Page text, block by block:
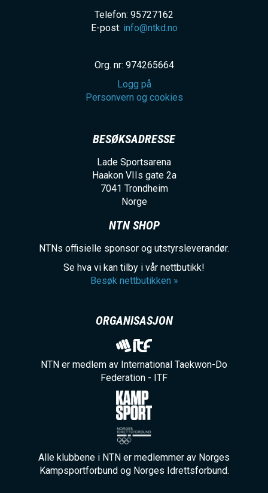
Telefon: 95727162
E-post: info@ntkd.no
Org. nr: 974265664
Logg på
Personvern og cookies
BESØKSADRESSE
Lade Sportsarena
Haakon VIIs gate 2a
7041 Trondheim
Norge
NTN SHOP
NTNs offisielle sponsor og utstyrsleverandør.
Se hva vi kan tilby i vår nettbutikk!
Besøk nettbutikken »
ORGANISASJON
NTN er medlem av International Taekwon-Do
Federation - ITF
Alle klubbene i NTN er medlemmer av Norges
Kampsportforbund og Norges Idrettsforbund.